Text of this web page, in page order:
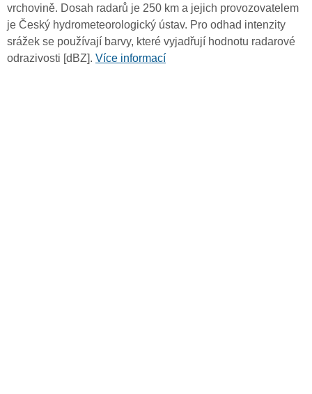
vrchovině. Dosah radarů je 250 km a jejich provozovatelem
je Český hydrometeorologický ústav. Pro odhad intenzity
srážek se používají barvy, které vyjadřují hodnotu radarové
odrazivosti [dBZ]. Více informací